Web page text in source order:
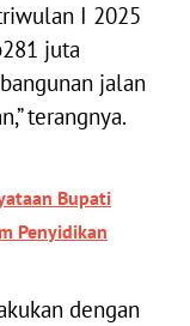
I 2025
juta
jalan
terangnya.
Bupati
Penyidikan
dengan